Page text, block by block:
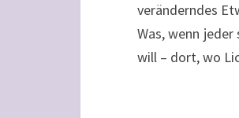
veränderndes
Was, wenn
will – dort, wo